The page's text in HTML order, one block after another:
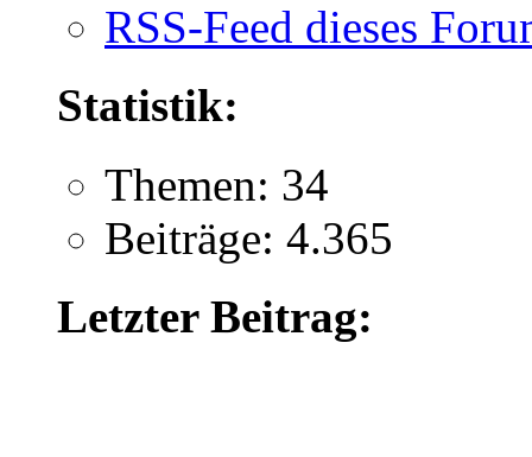
RSS-Feed dieses
Statistik:
Themen: 34
Beiträge: 4.365
Letzter Beitrag: